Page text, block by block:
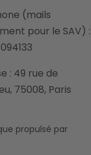
(mails
pour le SAV) :
: 49 rue de
75008, Paris
propulsé par